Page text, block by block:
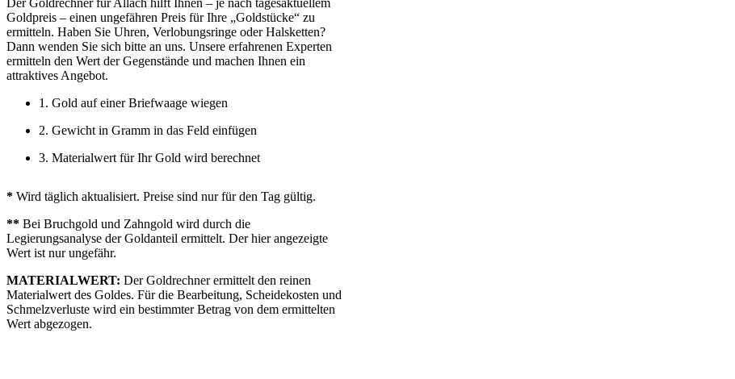
Goldpreis – einen ungefähren Preis für Ihre „Goldstücke“ zu
ermitteln. Haben Sie Uhren, Verlobungsringe oder Halsketten?
Dann wenden Sie sich bitte an uns. Unsere erfahrenen Experten
ermitteln den Wert der Gegenstände und machen Ihnen ein
attraktives Angebot.
1. Gold auf einer Briefwaage wiegen
2. Gewicht in Gramm in das Feld einfügen
3. Materialwert für Ihr Gold wird berechnet
* Wird täglich aktualisiert. Preise sind nur für den Tag gültig.
** Bei Bruchgold und Zahngold wird durch die
Legierungsanalyse der Goldanteil ermittelt. Der hier angezeigte
Wert ist nur ungefähr.
MATERIALWERT: Der Goldrechner ermittelt den reinen
Materialwert des Goldes. Für die Bearbeitung, Scheidekosten und
Schmelzverluste wird ein bestimmter Betrag von dem ermittelten
Wert abgezogen.